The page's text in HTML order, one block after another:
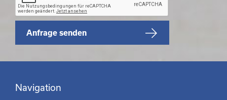
Anfrage senden
Navigation